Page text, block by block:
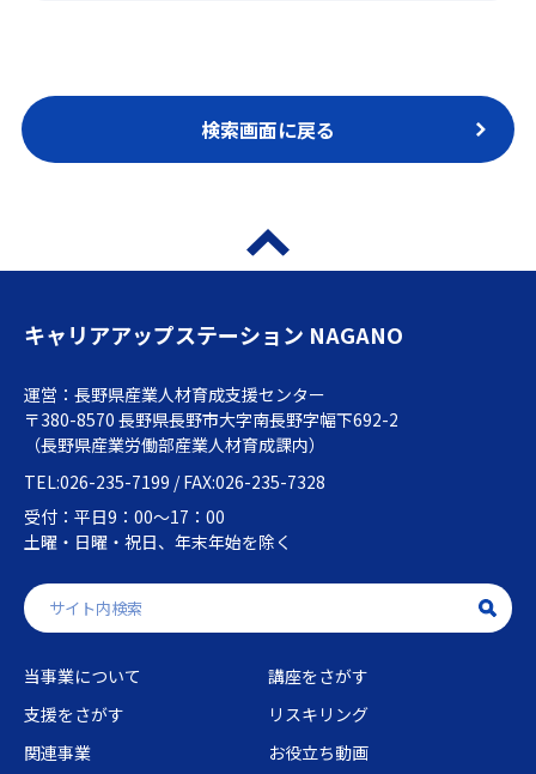
検索画面に戻る
キャリアアップステーション NAGANO
運営：長野県産業人材育成支援センター
〒380-8570 長野県長野市大字南長野字幅下692-2
（長野県産業労働部産業人材育成課内）
TEL:026-235-7199 / FAX:026-235-7328
受付：平日9：00～17：00
土曜・日曜・祝日、年末年始を除く
当事業について
講座をさがす
支援をさがす
リスキリング
関連事業
お役立ち動画